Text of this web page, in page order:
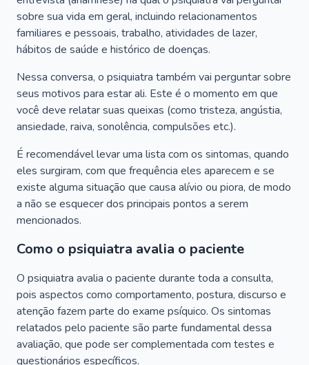
sobre sua vida em geral, incluindo relacionamentos
familiares e pessoais, trabalho, atividades de lazer,
hábitos de saúde e histórico de doenças.
Nessa conversa, o psiquiatra também vai perguntar sobre
seus motivos para estar ali. Este é o momento em que
você deve relatar suas queixas (como tristeza, angústia,
ansiedade, raiva, sonolência, compulsões etc.).
É recomendável levar uma lista com os sintomas, quando
eles surgiram, com que frequência eles aparecem e se
existe alguma situação que causa alívio ou piora, de modo
a não se esquecer dos principais pontos a serem
mencionados.
Como o psiquiatra avalia o paciente
O psiquiatra avalia o paciente durante toda a consulta,
pois aspectos como comportamento, postura, discurso e
atenção fazem parte do exame psíquico. Os sintomas
relatados pelo paciente são parte fundamental dessa
avaliação, que pode ser complementada com testes e
questionários específicos.